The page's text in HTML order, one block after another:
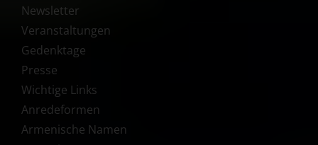
Newsletter
Veranstaltungen
Gedenktage
Presse
Wichtige Links
Anredeformen
Armenische Namen